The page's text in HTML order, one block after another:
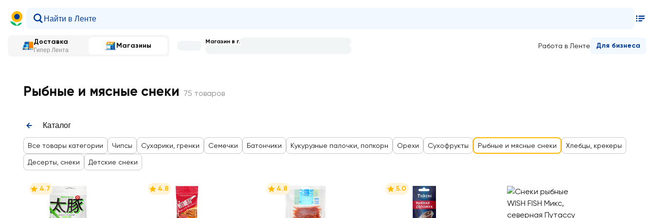
Доставка
Гипер Лента
Магазины Работа в Ленте Для бизнеса
Магазин в г.
Рыбные и мясные снеки 75 товаров
Каталог
Все товары категории Чипсы Сухарики, гренки Семечки Батончики Кукурузные палочки, попкорн Орехи Сухофрукты Рыбные и мясные снеки Хлебцы, крекеры
Десерты, снеки Детские снеки
4.7 4.8 4.8 5.0